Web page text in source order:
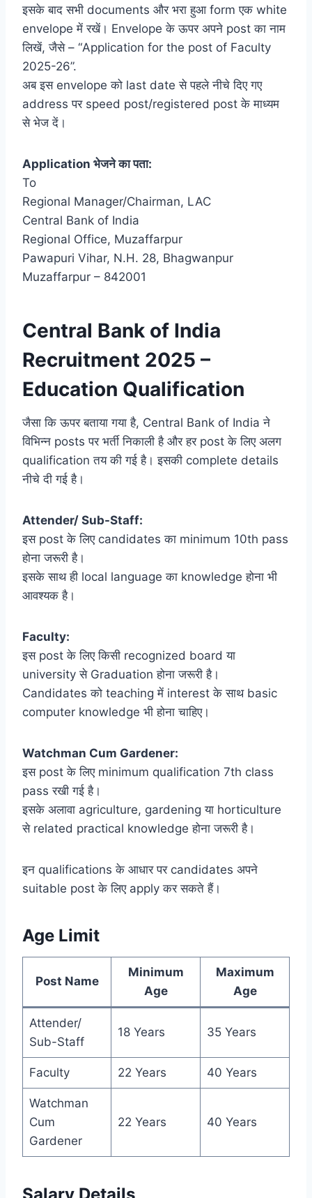
इसके बाद सभी documents और भरा हुआ form एक white
envelope में रखें। Envelope के ऊपर अपने post का नाम
लिखें, जैसे – “Application for the post of Faculty
2025-26”.
अब इस envelope को last date से पहले नीचे दिए गए
address पर speed post/registered post के माध्यम
से भेज दें।
Application भेजने का पता:
To
Regional Manager/Chairman, LAC
Central Bank of India
Regional Office, Muzaffarpur
Pawapuri Vihar, N.H. 28, Bhagwanpur
Muzaffarpur – 842001
Central Bank of India
Recruitment 2025 –
Education Qualification
जैसा कि ऊपर बताया गया है, Central Bank of India ने
विभिन्न posts पर भर्ती निकाली है और हर post के लिए अलग
qualification तय की गई है। इसकी complete details
नीचे दी गई है।
Attender/ Sub-Staff:
इस post के लिए candidates का minimum 10th pass
होना जरूरी है।
इसके साथ ही local language का knowledge होना भी
आवश्यक है।
Faculty:
इस post के लिए किसी recognized board या
university से Graduation होना जरूरी है।
Candidates को teaching में interest के साथ basic
computer knowledge भी होना चाहिए।
Watchman Cum Gardener:
इस post के लिए minimum qualification 7th class
pass रखी गई है।
इसके अलावा agriculture, gardening या horticulture
से related practical knowledge होना जरूरी है।
इन qualifications के आधार पर candidates अपने
suitable post के लिए apply कर सकते हैं।
Age Limit
Post Name
Minimum
Age
Maximum
Age
Attender/
Sub-Staff
18 Years 35 Years
Faculty 22 Years 40 Years
Watchman
Cum
Gardener
22 Years 40 Years